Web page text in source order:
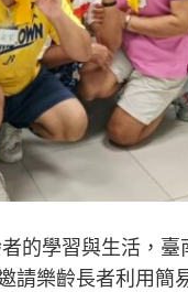
的學習與生活，
請樂齡長者利用簡